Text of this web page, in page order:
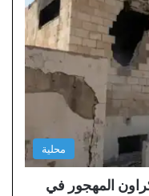
محلية
المهجور في